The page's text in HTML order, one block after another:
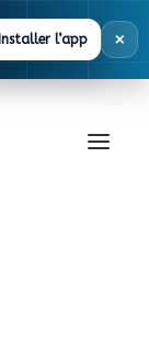
Installer l’app ×